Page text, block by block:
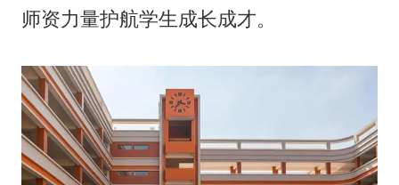
师资力量护航学生成长成才。